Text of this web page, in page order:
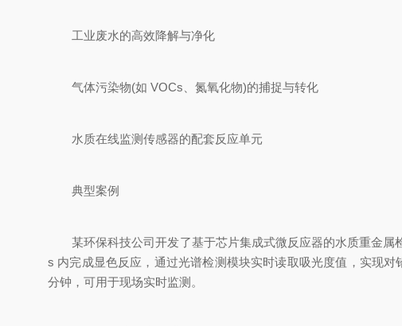
工业废水的高效降解与净化
气体污染物(如 VOCs、氮氧化物)的捕捉与转化
水质在线监测传感器的配套反应单元
典型案例
某环保科技公司开发了基于芯片集成式微反应器的水质重金属
s 内完成显色反应，通过光谱检测模块实时读取吸光度值，实现
分钟，可用于现场实时监测。